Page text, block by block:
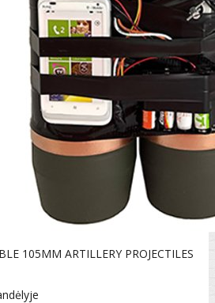
105MM ARTILLERY PROJECTILES